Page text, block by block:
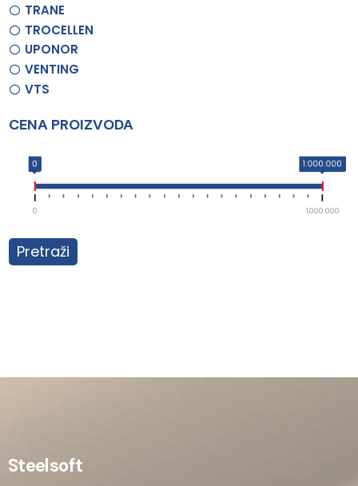
TRANE
TROCELLEN
UPONOR
VENTING
VTS
CENA PROIZVODA
0 1.000.000
0 1.000.000
Pretraži
Steelsoft